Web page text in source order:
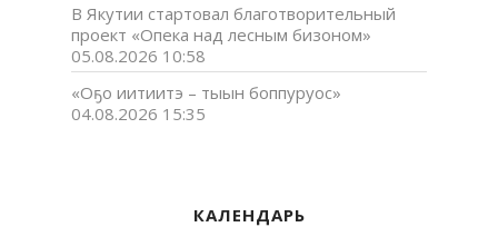
В Якутии стартовал благотворительный
проект «Опека над лесным бизоном»
05.08.2026 10:58
«Оҕо иитиитэ – тыын боппуруос»
04.08.2026 15:35
КАЛЕНДАРЬ